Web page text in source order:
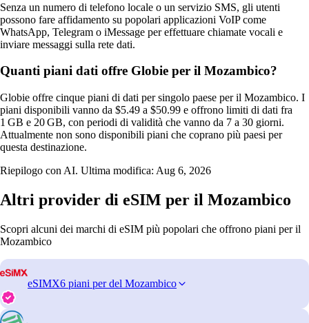
Senza un numero di telefono locale o un servizio SMS, gli utenti
possono fare affidamento su popolari applicazioni VoIP come
WhatsApp, Telegram o iMessage per effettuare chiamate vocali e
inviare messaggi sulla rete dati.
Quanti piani dati offre Globie per il Mozambico?
Globie offre cinque piani di dati per singolo paese per il Mozambico. I
piani disponibili vanno da $5.49 a $50.99 e offrono limiti di dati fra
1 GB e 20 GB, con periodi di validità che vanno da 7 a 30 giorni.
Attualmente non sono disponibili piani che coprano più paesi per
questa destinazione.
Riepilogo con AI. Ultima modifica: Aug 6, 2026
Altri provider di eSIM per il Mozambico
Scopri alcuni dei marchi di eSIM più popolari che offrono piani per il
Mozambico
eSIMX6 piani per del Mozambico